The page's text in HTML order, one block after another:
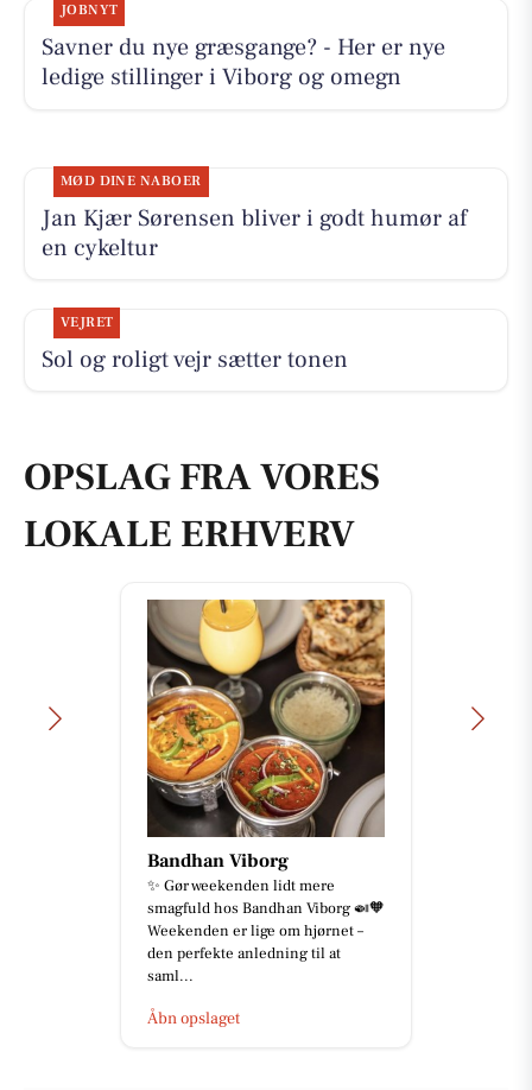
JOBNYT
Savner du nye græsgange? - Her er nye
ledige stillinger i Viborg og omegn
MØD DINE NABOER
Jan Kjær Sørensen bliver i godt humør af
en cykeltur
VEJRET
Sol og roligt vejr sætter tonen
OPSLAG FRA VORES
LOKALE ERHVERV
Bandhan Viborg
✨ Gør weekenden lidt mere
smagfuld hos Bandhan Viborg 🍛🧡
Weekenden er lige om hjørnet –
den perfekte anledning til at
saml...
Åbn opslaget